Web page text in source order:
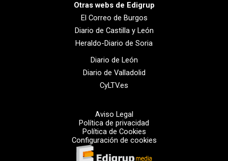
Otras webs de Edigrup
El Correo de Burgos
Diario de Castilla y León
Heraldo-Diario de Soria
Diario de León
Diario de Valladolid
CyLTV.es
Aviso Legal
Política de privacidad
Política de Cookies
Configuración de cookies